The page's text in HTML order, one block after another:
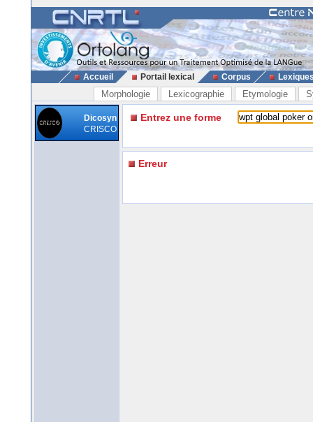
Accueil Portail lexical Corpus
Morphologie Lexicographie Etymologie
Dicosyn
CRISCO
Entrez une forme
Erreur